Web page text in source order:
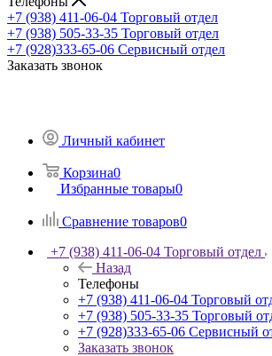
+7 (938) 411-06-04 Торговый отдел
+7 (938) 505-33-35 Торговый отдел
+7 (928)333-65-06 Сервисный отдел
Заказать звонок
Личный кабинет
Корзина0
Избранные товары0
Сравнение товаров0
+7 (938) 411-06-04 Торговый отдел
Назад
Телефоны
+7 (938) 411-06-04 Торговый
+7 (938) 505-33-35 Торговый
+7 (928)333-65-06 Сервисный
Заказать звонок